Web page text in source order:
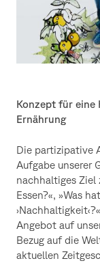
Konzept für eine
Ernährung
Die partizipative
Aufgabe unserer
nachhaltiges Ziel
Essen?«, »Was
Angebot auf
Bezug auf die
aktuellen